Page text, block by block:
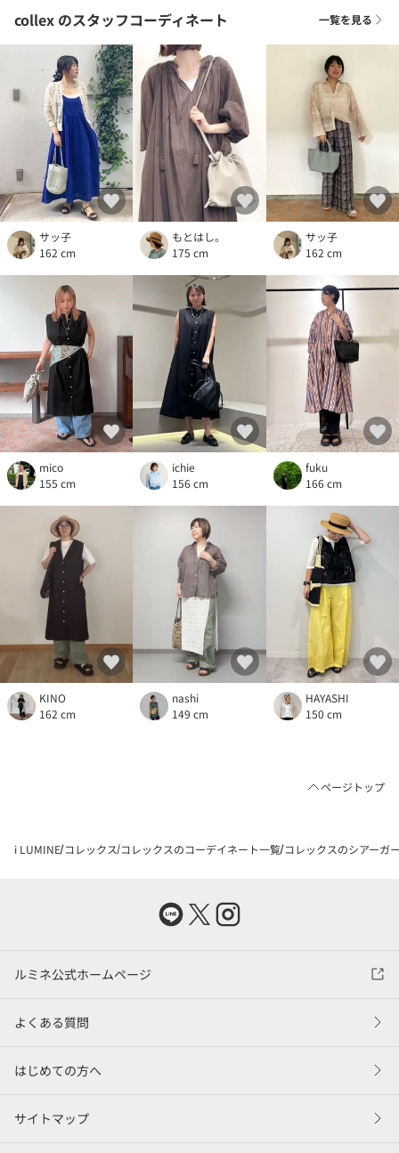
collex のスタッフコーディネート 一覧を見る
サッ子
162 cm
もとはし。
175 cm
サッ子
162 cm
mico
155 cm
ichie
156 cm
fuku
166 cm
KINO
162 cm
nashi
149 cm
HAYASHI
150 cm
ページトップ
i LUMINE コレックス コレックスのコーデイネート一覧 コレックスのシアーガ
ルミネ公式ホームページ
よくある質問
はじめての方へ
サイトマップ